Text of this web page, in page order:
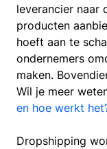
leverancier naar
producten
hoeft aan te
ondernemers
maken.
Wil je meer
en hoe werkt
Dropshipping